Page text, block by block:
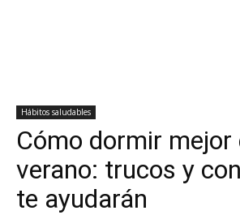
Hábitos saludables
Cómo dormir mejor
verano: trucos y
te ayudarán